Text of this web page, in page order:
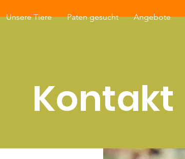
Unsere Tiere Paten gesucht Angebote
Kontakt